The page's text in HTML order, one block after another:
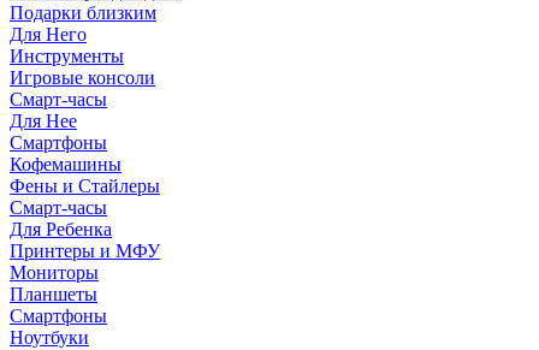
Подарки близким
Для Него
Инструменты
Игровые консоли
Смарт-часы
Для Нее
Смартфоны
Кофемашины
Фены и Стайлеры
Смарт-часы
Для Ребенка
Принтеры и МФУ
Мониторы
Планшеты
Смартфоны
Ноутбуки